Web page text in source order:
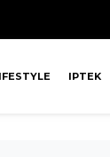
IPTEK